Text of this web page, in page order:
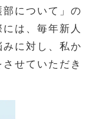
について」の
は、毎年新人
に対し、私か
せていただき